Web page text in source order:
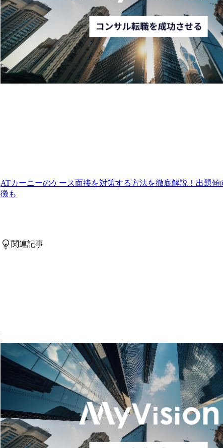
ATカーニーのケース面接を対策する方法を徹底解説！出題
徴も
関連記事